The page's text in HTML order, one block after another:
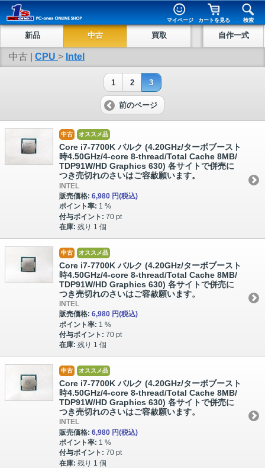
マイページ カートを見る 検索
新品 中古 買取 自作一式
中古 | CPU > Intel
1 2 3
前のページ
中古 オススメ品
Core i7-7700K バルク (4.20GHz/ターボブースト
時4.50GHz/4-core 8-thread/Total Cache 8MB/
TDP91W/HD Graphics 630) 各サイトで併売に
つき売切れのさいはご容赦願います。
INTEL
販売価格: 6,980 円(税込)
ポイント率: 1 %
付与ポイント: 70 pt
在庫: 残り 1 個
中古 オススメ品
Core i7-7700K バルク (4.20GHz/ターボブースト
時4.50GHz/4-core 8-thread/Total Cache 8MB/
TDP91W/HD Graphics 630) 各サイトで併売に
つき売切れのさいはご容赦願います。
INTEL
販売価格: 6,980 円(税込)
ポイント率: 1 %
付与ポイント: 70 pt
在庫: 残り 1 個
中古 オススメ品
Core i7-7700K バルク (4.20GHz/ターボブースト
時4.50GHz/4-core 8-thread/Total Cache 8MB/
TDP91W/HD Graphics 630) 各サイトで併売に
つき売切れのさいはご容赦願います。
INTEL
販売価格: 6,980 円(税込)
ポイント率: 1 %
付与ポイント: 70 pt
在庫: 残り 1 個